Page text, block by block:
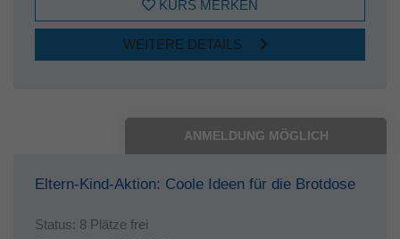
KURS MERKEN
WEITERE DETAILS
ANMELDUNG MÖGLICH
Eltern-Kind-Aktion: Coole Ideen für die Brotdose
Status: 8 Plätze frei